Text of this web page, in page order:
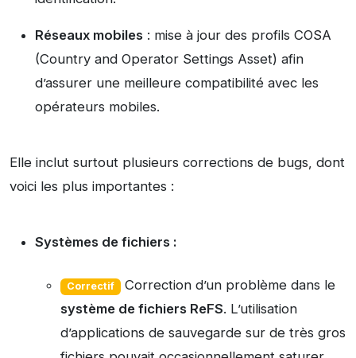
Réseaux mobiles : mise à jour des profils COSA
(Country and Operator Settings Asset) afin
d’assurer une meilleure compatibilité avec les
opérateurs mobiles.
Elle inclut surtout plusieurs corrections de bugs, dont
voici les plus importantes :
Systèmes de fichiers :
Correctif
Correction d’un problème dans le
système de fichiers ReFS. L’utilisation
d’applications de sauvegarde sur de très gros